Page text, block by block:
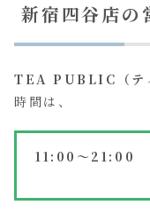
新宿四谷店の
TEA PUBLIC（テ
時間は、
11:00～21:00